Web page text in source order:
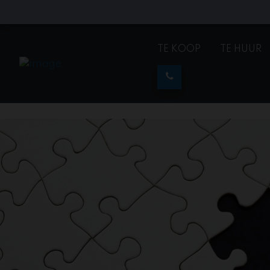
TE KOOP TE HUUR